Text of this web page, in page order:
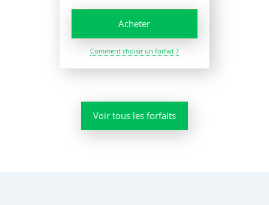
Acheter
Comment choisir un forfait ?
Voir tous les forfaits